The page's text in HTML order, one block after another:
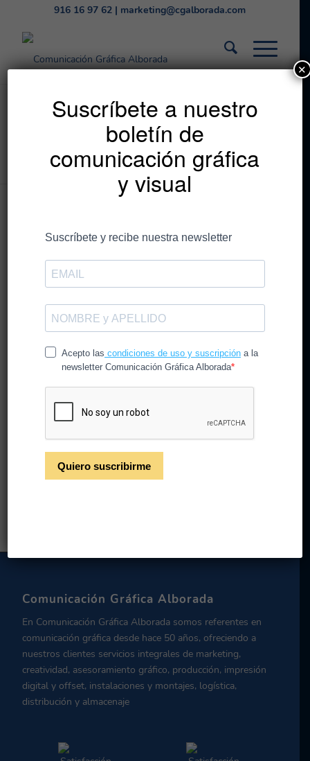
916 16 97 62| marketing@cgalborada.com
Listado de la etiqueta:
Estás en: Inicio / xmas
Entradas
Xmas creativos para
felicitar estas navidades
20 de octubre de 2021 / enCG Alborada
Leer más
Comunicación Gráfica Alborada
En Comunicación Gráfica Alborada somos referentes en
comunicación gráfica desde hace 50 años, ofreciendo a
nuestros clientes servicios integrales de marketing,
creatividad, asesoramiento gráfico, producción, impresión
digital y offset, instalaciones y montajes, logística,
distribución y almacenaje
Suscríbete a nuestro
boletín de
comunicación gráfica
y visual
✕